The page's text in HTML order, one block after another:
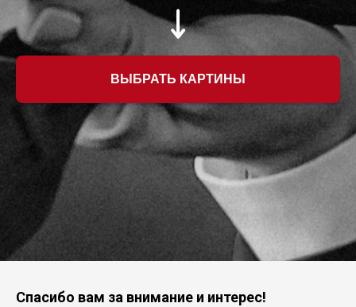
ВЫБРАТЬ КАРТИНЫ
Спасибо вам за внимание и интерес!